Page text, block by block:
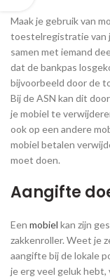
Maak je gebruik van
toestelregistratie van
samen met iemand
dat de bankpas
bijvoorbeeld door de
Bij de ASN kan dit
je mobiel te
ook op een andere
mobiel betalen
moet doen.
Aangifte
Een mobiel kan zijn
zakkenroller. Weet je
aangifte bij de lokale
je erg veel geluk hebt,